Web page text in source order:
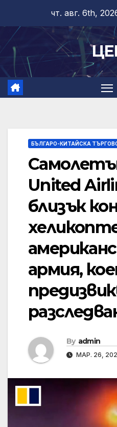
content
чт. авг. 6th,
БЪЛГАРО-КИТАЙСКА
United
близък
армия,
By admin
МАР. 26,